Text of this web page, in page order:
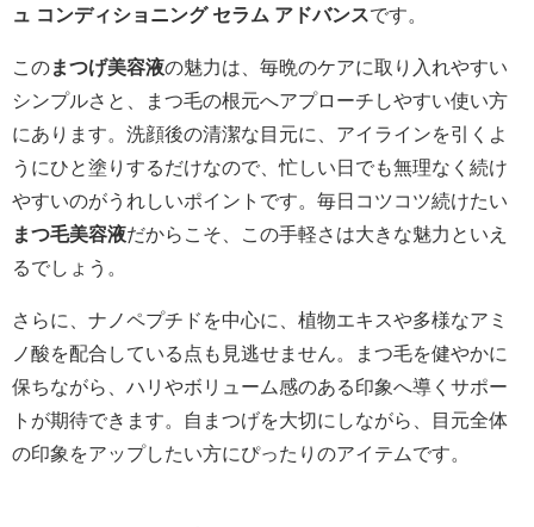
ュ コンディショニング セラム アドバンスです。
このまつげ美容液の魅力は、毎晩のケアに取り入れやすい
シンプルさと、まつ毛の根元へアプローチしやすい使い方
にあります。洗顔後の清潔な目元に、アイラインを引くよ
うにひと塗りするだけなので、忙しい日でも無理なく続け
やすいのがうれしいポイントです。毎日コツコツ続けたい
まつ毛美容液だからこそ、この手軽さは大きな魅力といえ
るでしょう。
さらに、ナノペプチドを中心に、植物エキスや多様なアミ
ノ酸を配合している点も見逃せません。まつ毛を健やかに
保ちながら、ハリやボリューム感のある印象へ導くサポー
トが期待できます。自まつげを大切にしながら、目元全体
の印象をアップしたい方にぴったりのアイテムです。